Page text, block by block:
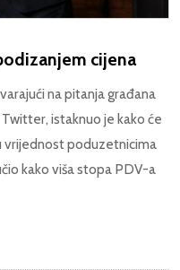
cijena
na pitanja građana
istaknuo je kako će
vrijednost poduzetnicima
kako viša stopa PDV-a